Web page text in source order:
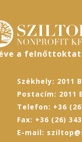
a
Székhely: 2011
Postacím: 2011
Telefon: +36
Fax: +36 (26)
E-mail: